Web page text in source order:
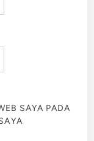
SAYA PADA